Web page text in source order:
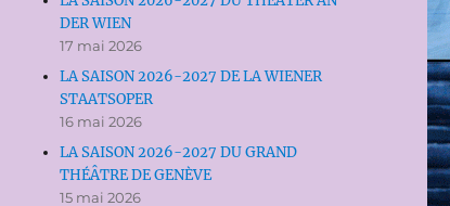
DER WIEN
17 mai 2026
LA SAISON 2026-2027 DE LA WIENER
STAATSOPER
16 mai 2026
LA SAISON 2026-2027 DU GRAND
THÉÂTRE DE GENÈVE
15 mai 2026